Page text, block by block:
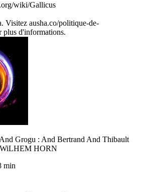
wiki/Gallicus
Visitez ausha.co/politique-de-
plus d'informations.
Grogu : And Bertrand And Thibault
HORN
min